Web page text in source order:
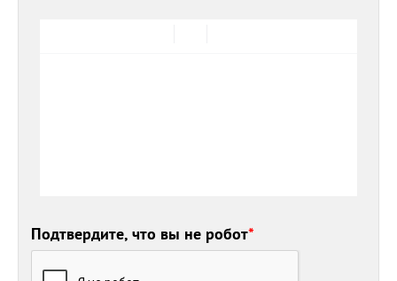
Подтвердите, что вы не робот*